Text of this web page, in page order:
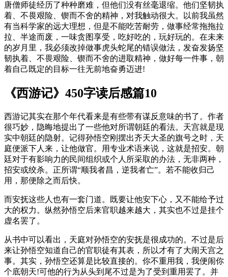
唐僧师徒经历了种种磨难，但他们没有丝毫退缩。他们坚韧执
着、不畏艰险、锲而不舍的精神，对我触动很大。以前我虽然
有当科学家的远大理想，但是不能吃苦耐劳，做事经常拖拖拉
拉、半途而废，一味贪图享受，吃好吃的，玩好玩的。在未来
的岁月里，我必须改掉做事虎头蛇尾的错误做法，发奋发扬坚
韧执着、不畏艰险、锲而不舍的进取精神，做好每一件事，朝
着自己既定的目标一往无前地奋勇迈进!
《西游记》450字读后感篇10
西游记其实在那个年代看来是有些带有谋反意味的书了。作者
很巧妙，隐晦地提出了一些他对所谓朝廷的看法。天宫就是现
实中朝廷的隐射。记得孙悟空刚摆出齐天大圣的旗号之时，天
庭便派下人来，让他做官。用专业术语来说，这就是招安。朝
廷对于有影响力的民间组织或个人所采取的办法，无非两种，
招安或绞杀。正所谓“顺我者昌，逆我者亡”。若不能收归己
用，那便除之而后快。
而安抚这些人也有一套门道。既要让他安下心，又不能给予过
大的权力。纵然孙悟空后来官职越来越大，其实也不过是挂个
虚名罢了。
从书中可以看出，天庭对孙悟空的安抚是很成功的。不过是后
来让孙悟空知道自己的官职徒有其表，所以才有了大闹天宫之
事。其实，孙悟空还算是比较直接的。你不重用我，我便闹你
个底朝天!可他的行为从头到尾不过是为了受到重用罢了。并